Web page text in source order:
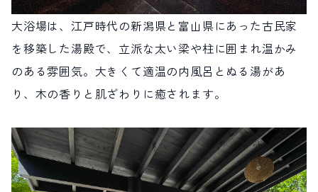
大浴場は、江戸時代の新潟県と富山県にあった古民家
を移築した湯殿で、立派な太い梁や柱に囲まれ温かみ
のある雰囲気。大きくて適温の内風呂とぬる湯があ
り、木の香りと肌ざわりに癒されます。